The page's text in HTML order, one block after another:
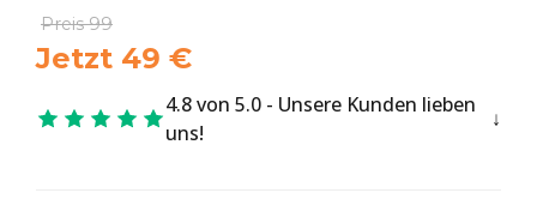
Preis99
Jetzt 49 €
4.8 von 5.0 - Unsere Kunden lieben
uns!